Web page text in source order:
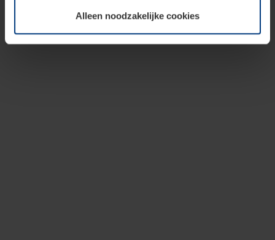
wijzigen of herroepen.Alleen noodzakelijke cookies